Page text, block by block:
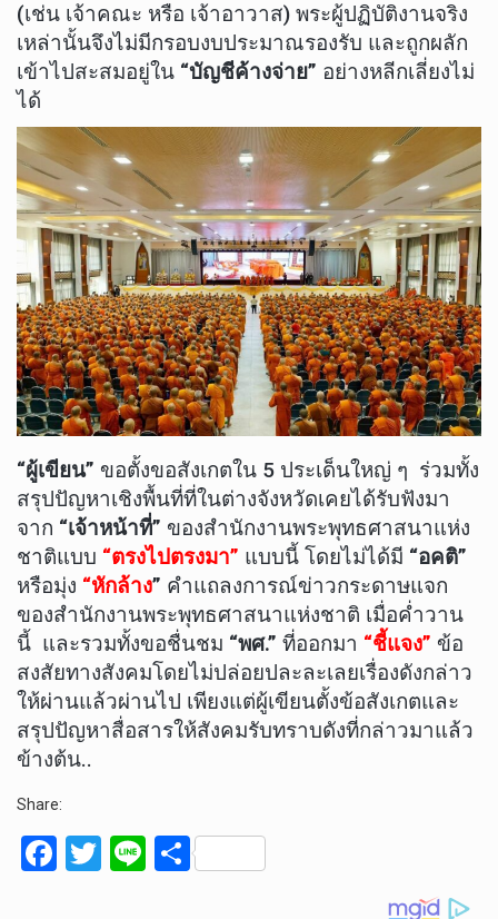
(เช่น เจ้าคณะ หรือ เจ้าอาวาส) พระผู้ปฏิบัติงานจริง
เหล่านั้นจึงไม่มีกรอบงบประมาณรองรับ และถูกผลัก
เข้าไปสะสมอยู่ใน “บัญชีค้างจ่าย” อย่างหลีกเลี่ยงไม่
ได้
“ผู้เขียน” ขอตั้งขอสังเกตใน 5 ประเด็นใหญ่ ๆ ร่วมทั้ง
สรุปปัญหาเชิงพื้นที่ที่ในต่างจังหวัดเคยได้รับฟังมา
จาก “เจ้าหน้าที่” ของสำนักงานพระพุทธศาสนาแห่ง
ชาติแบบ “ตรงไปตรงมา” แบบนี้ โดยไม่ได้มี “อคติ”
หรือมุ่ง “หักล้าง” คำแถลงการณ์ข่าวกระดาษแจก
ของสำนักงานพระพุทธศาสนาแห่งชาติ เมื่อค่ำวาน
นี้ และรวมทั้งขอชื่นชม “พศ.” ที่ออกมา “ชี้แจง” ข้อ
สงสัยทางสังคมโดยไม่ปล่อยปละละเลยเรื่องดังกล่าว
ให้ผ่านแล้วผ่านไป เพียงแต่ผู้เขียนตั้งข้อสังเกตและ
สรุปปัญหาสื่อสารให้สังคมรับทราบดังที่กล่าวมาแล้ว
ข้างต้น..
Share:
F
T
Li S